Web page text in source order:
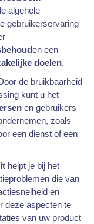
algehele
gebruikerservaring
en een
doelen.
de bruikbaarheid
kunt u het
en gebruikers
zoals
een dienst of een
helpt je bij het
die van
en
deze aspecten te
van uw product